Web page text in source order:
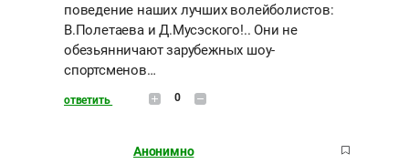
поведение наших лучших волейболистов:
В.Полетаева и Д.Мусэского!.. Они не
обезьянничают зарубежных шоу-
спортсменов…
ответить 0
Анонимно